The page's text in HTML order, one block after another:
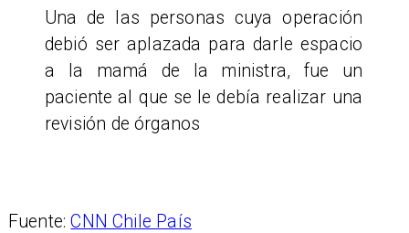
Una de las personas cuya operación
debió ser aplazada para darle espacio
a la mamá de la ministra, fue un
paciente al que se le debía realizar una
revisión de órganos
Fuente:CNN Chile País